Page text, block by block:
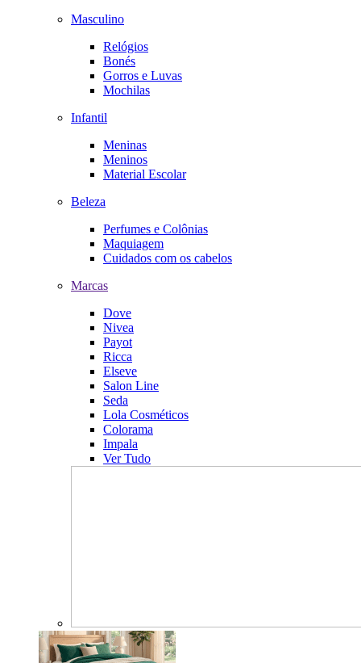
Masculino
Relógios
Bonés
Gorros e Luvas
Mochilas
Infantil
Meninas
Meninos
Material Escolar
Beleza
Perfumes e Colônias
Maquiagem
Cuidados com os cabelos
Marcas
Dove
Nivea
Payot
Ricca
Elseve
Salon Line
Seda
Lola Cosméticos
Colorama
Impala
Ver Tudo